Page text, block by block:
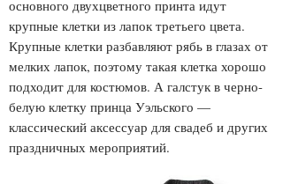
основного двухцветного принта идут
крупные клетки из лапок третьего цвета.
Крупные клетки разбавляют рябь в глазах от
мелких лапок, поэтому такая клетка хорошо
подходит для костюмов. А галстук в черно-
белую клетку принца Уэльского —
классический аксессуар для свадеб и других
праздничных мероприятий.